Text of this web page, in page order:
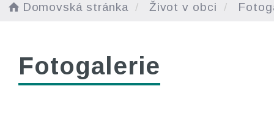
Domovská stránka Život v obci
Fotogalerie